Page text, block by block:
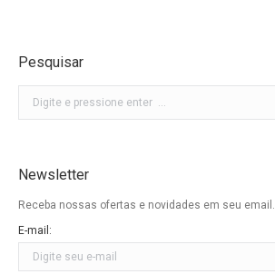
Pesquisar
Newsletter
Receba nossas ofertas e novidades em seu email.
E-mail: